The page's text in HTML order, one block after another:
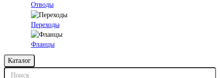
Отводы
Переходы
Фланцы
Каталог